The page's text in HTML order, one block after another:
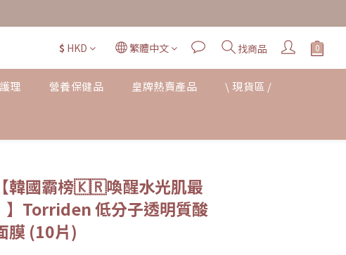
$ HKD 繁體中文 找商品
理 營養保健品 皇牌熱賣產品 \ 現貨區 /
韓國霸榜🇰🇷喚醒水光肌最
】Torriden 低分子透明質酸
膜 (10片)